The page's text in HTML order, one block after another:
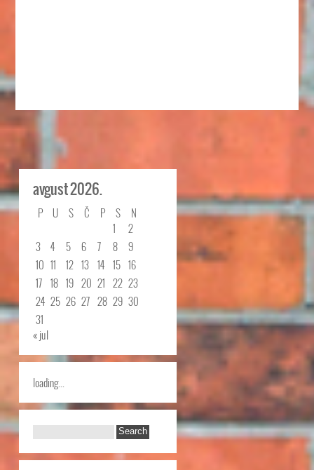
avgust 2026.
P U S Č P S
N
1
2
3
4 5 6 7 8
9
10 11 12 13 14 15 16
17 18 19 20 21 22 23
24 25 26 27 28 29 30
31
« jul
loading...